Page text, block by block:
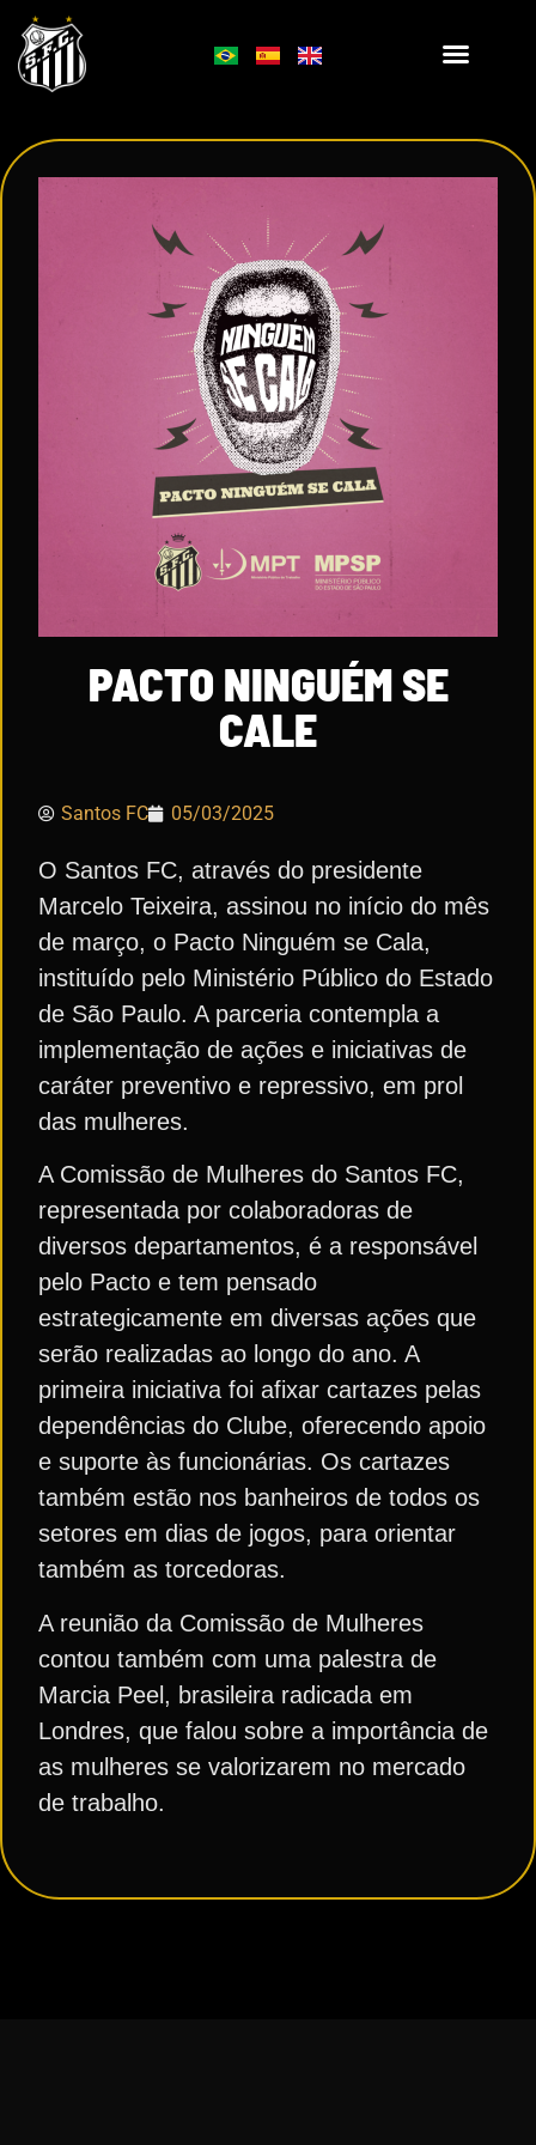
PACTO NINGUÉM SE
CALE
Santos FC 05/03/2025
O Santos FC, através do presidente
Marcelo Teixeira, assinou no início do mês
de março, o Pacto Ninguém se Cala,
instituído pelo Ministério Público do Estado
de São Paulo. A parceria contempla a
implementação de ações e iniciativas de
caráter preventivo e repressivo, em prol
das mulheres.
A Comissão de Mulheres do Santos FC,
representada por colaboradoras de
diversos departamentos, é a responsável
pelo Pacto e tem pensado
estrategicamente em diversas ações que
serão realizadas ao longo do ano. A
primeira iniciativa foi afixar cartazes pelas
dependências do Clube, oferecendo apoio
e suporte às funcionárias. Os cartazes
também estão nos banheiros de todos os
setores em dias de jogos, para orientar
também as torcedoras.
A reunião da Comissão de Mulheres
contou também com uma palestra de
Marcia Peel, brasileira radicada em
Londres, que falou sobre a importância de
as mulheres se valorizarem no mercado
de trabalho.